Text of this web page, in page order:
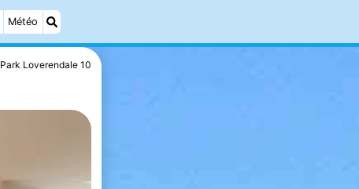
Météo
Park Loverendale 10